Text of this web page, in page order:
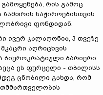
რის გამოც
საჭიროებისთვის
ფონდიდან.
ივერ ჯალაღონია, 3 თვეზე
აღრიცხვის
ბიუროკრატიული ბარიერი.
ეს ფურცელი - თბილისს
ცნობილი გახდა, რომ